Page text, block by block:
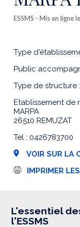
ESSMS - Mis en ligne
Type
Public
Type de structure
Etablissement de
MARPA
26510 REMUZAT
Tel : 0426783700
VOIR SUR LA
I
s
i
IMPRIMER
L'essentiel
l'ESSMS